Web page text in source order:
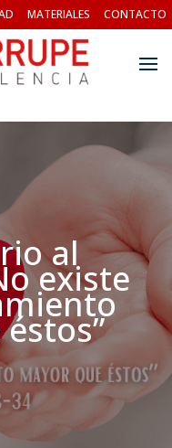
MATERIALES CONTACTO
al
existe